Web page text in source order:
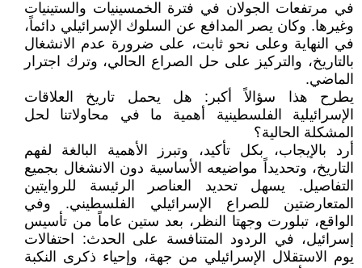
في مرتفعات الجولان في فترة الخمسينيات والستينيات
وغيرها. وكان يصر المدافع عن السلوك الإسرائيلي دائماً،
في النهاية وعلى نحو ثابت، على ضرورة عدم الانشغال
بالتاريخ، والتركيز على حل الصراع الحالي، وترك اجترار
الماضي.
يطرح هذا سؤالاً أكبر: هل يحمل تاريخ العلاقات
الإسرائيلية الفلسطينية أهمية ما في محاولاتنا لحل
المشكلة الحالية؟
أرد بالإيجاب، بكل تأكيد، وتبرز الأهمية البالغة لفهم
التاريخ، وتحديداً مواضيعه الأساسية دون الانشغال بجميع
التفاصيل. يسهل تحديد العناصر الرئيسة للروايتين
المتعارضتين للصراع الإسرائيلي الفلسطيني. وفي
الواقع، تبلورت وجهتا النظر، بعد ستين عاماً من تأسيس
إسرائيل، في الردود المتنافسة على الحدث: احتفالات
يوم الاستقلال الإسرائيلي من جهة، وإحياء ذكرى النكبة